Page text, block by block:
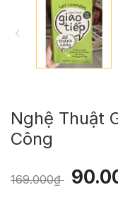
Nghệ Thuật
Công
169.000₫